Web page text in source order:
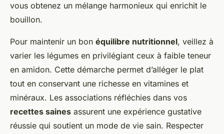
vous obtenez un mélange harmonieux qui enrichit le
bouillon.
Pour maintenir un bon équilibre nutritionnel, veillez à
varier les légumes en privilégiant ceux à faible teneur
en amidon. Cette démarche permet d’alléger le plat
tout en conservant une richesse en vitamines et
minéraux. Les associations réfléchies dans vos
recettes saines assurent une expérience gustative
réussie qui soutient un mode de vie sain. Respecter